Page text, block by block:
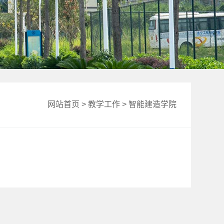
网站首页 >教学工作 >智能建造学院